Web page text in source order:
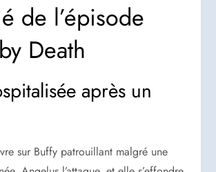
de l’épisode
Death
après un
sur Buffy patrouillant malgré une